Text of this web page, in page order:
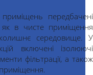
приміщень передбачені
в чисте приміщення
середовище. У
включені ізолюючі
фільтрації, а також